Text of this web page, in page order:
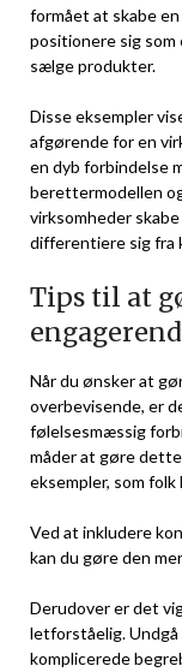
formået at skabe
positionere sig som
sælge produkter.
Disse eksempler
afgørende for en
en dyb forbindelse
berettermodellen
virksomheder
differentiere sig fra
Tips til at
Når du ønsker at
overbevisende, er
følelsesmæssig
måder at gøre
eksempler, som
Ved at inkludere
kan du gøre den
Derudover er det
letforståelig.
komplicerede